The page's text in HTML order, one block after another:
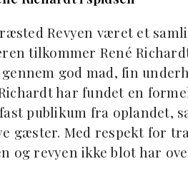
Revyen været et
tilkommer René
god mad, fin
har fundet en
publikum fra oplandet,
gæster. Med respekt for
og revyen ikke blot har